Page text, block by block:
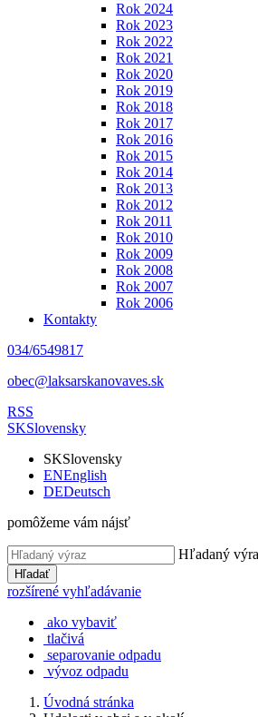
Rok 2024
Rok 2023
Rok 2022
Rok 2021
Rok 2020
Rok 2019
Rok 2018
Rok 2017
Rok 2016
Rok 2015
Rok 2014
Rok 2013
Rok 2012
Rok 2011
Rok 2010
Rok 2009
Rok 2008
Rok 2007
Rok 2006
Kontakty
034/6549817
obec@laksarskanovaves.sk
RSS
SKSlovensky
SKSlovensky
ENEnglish
DEDeutsch
pomôžeme vám nájsť
Hľadaný
Hľadať
rozšírené vyhľadávanie
ako vybaviť
tlačivá
separovanie odpadu
vývoz odpadu
Úvodná stránka